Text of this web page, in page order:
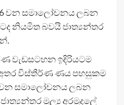
වන සමාලෝචනය ලබන
නියමිත බවයි ජාත්‍යන්තර
වැඩසටහන ඉදිරියටම
විස්තීර්ණ ණය පහසුකම
වන සමාලෝචනය ලබන
මූල්‍ය අරමුදලේ